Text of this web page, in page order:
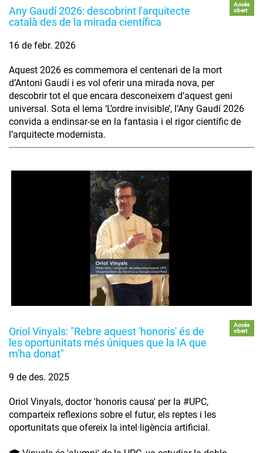
Any Gaudí 2026: descobrint l'arquitecte
català des de la mirada científica
Accés
obert
16 de febr. 2026
Aquest 2026 es commemora el centenari de la mort
d’Antoni Gaudí i es vol oferir una mirada nova, per
descobrir tot el que encara desconeixem d’aquest geni
universal. Sota el lema ‘L’ordre invisible’, l’Any Gaudí 2026
convida a endinsar-se en la fantasia i el rigor científic de
l’arquitecte modernista.
Oriol Vinyals: "Rebre aquest 'honoris' és de
les oportunitats més úniques que la IA que
m'ha donat"
Accés
obert
9 de des. 2025
Oriol Vinyals, doctor 'honoris causa' per la #UPC,
comparteix reflexions sobre el futur, els reptes i les
oportunitats que ofereix la intel·ligència artificial.